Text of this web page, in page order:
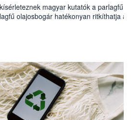
magyar kutatók a parlagfű
olajosbogár hatékonyan ritkíthatja a
a Nemzeti Élelmiszerlánc-biztonsági
Eötvös Loránd Kutató Hálózat
Növényvédelmi Intézetének (ATK